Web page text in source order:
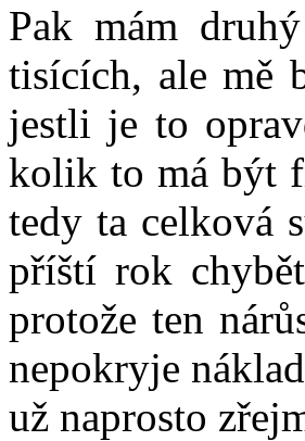
Pak mám
tisících, ale mě
jestli je to
kolik to má být
tedy ta celková
příští rok
protože ten
nepokryje
už naprosto